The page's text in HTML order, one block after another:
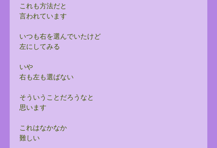
これも方法だと
言われています
いつも右を選んでいたけど
左にしてみる
いや
右も左も選ばない
そういうことだろうなと
思います
これはなかなか
難しい